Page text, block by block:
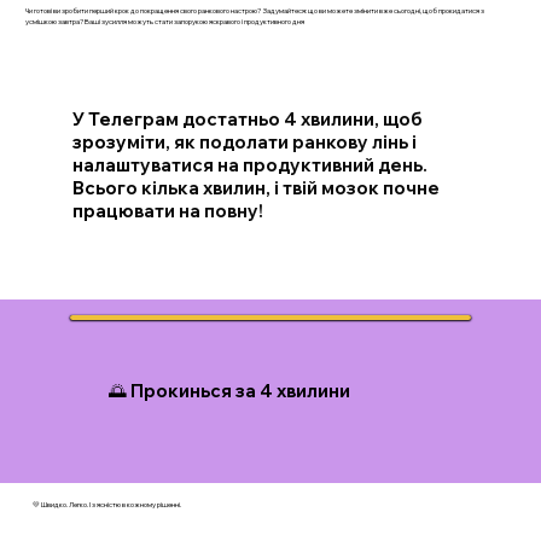
Чи готові ви зробити перший крок до покращення свого ранкового настрою? Задумайтеся: що ви можете змінити вже сьогодні, щоб прокидатися з
усмішкою завтра? Ваші зусилля можуть стати запорукою яскравого і продуктивного дня
У Телеграм достатньо 4 хвилини, щоб
зрозуміти, як подолати ранкову лінь і
налаштуватися на продуктивний день.
Всього кілька хвилин, і твій мозок почне
працювати на повну!
🌅 Прокинься за 4 хвилини
💛 Швидко. Легко. І з ясністю в кожному рішенні.